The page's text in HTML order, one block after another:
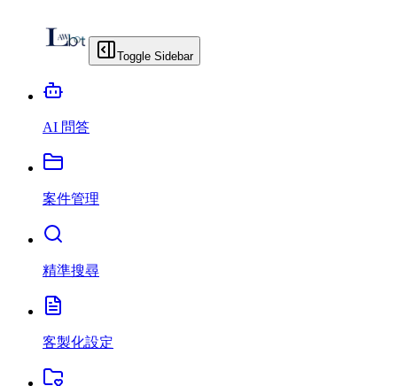
Toggle Sidebar
AI 問答
案件管理
精準搜尋
客製化設定